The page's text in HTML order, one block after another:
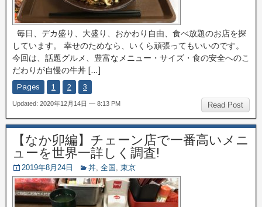
毎日、デカ盛り、大盛り、おかわり自由、食べ放題のお店を探
しています。 幸せのためなら、いくら頑張ってもいいのです。
今回は、話題グルメ、豊富なメニュー・サイズ・食の安全へのこ
だわりが自慢の牛丼 […]
Pages 1 2 3
Read Post
Updated: 2020年12月14日 — 8:13 PM
【なか卯編】チェーン店で一番高いメニ
ューを世界一詳しく調査!
2019年8月24日 丼, 全国 , 東京